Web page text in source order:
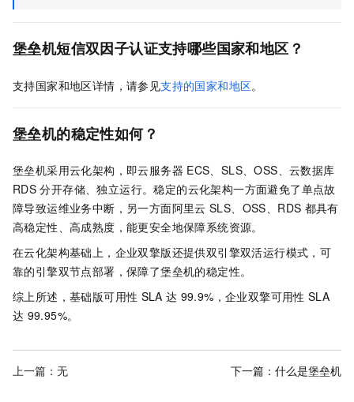
堡垒机短信双因子认证支持哪些国家和地区？
支持国家和地区详情，请参见支持的国家和地区。
堡垒机的稳定性如何？
堡垒机采用云化架构，即云服务器 ECS、SLS、OSS、云数据库
RDS 分开存储、独立运行。稳定的云化架构一方面避免了单点故
障导致运维业务中断，另一方面阿里云 SLS、OSS、RDS 都具有
高稳定性、高成熟度，能更安全地保障系统资源。
在云化架构基础上，企业双擎版还提供双引擎双活运行模式，可
靠的引擎双节点部署，保障了堡垒机的稳定性。
综上所述，基础版可用性 SLA 达 99.9%，企业双擎可用性 SLA
达 99.95%。
上一篇：无 下一篇： 什么是堡垒机